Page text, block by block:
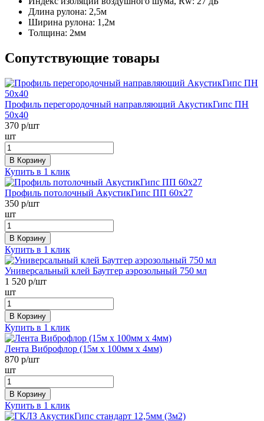
Длина рулона: 2,5м
Ширина рулона: 1,2м
Толщина: 2мм
Сопутствующие товары
Профиль перегородочный направляющий АкустикГипс ПН
50х40
370 р/шт
шт
В Корзину
Купить в 1 клик
Профиль потолочный АкустикГипс ПП 60х27
350 р/шт
шт
В Корзину
Купить в 1 клик
Универсальный клей Баутгер аэрозольный 750 мл
1 520 р/шт
шт
В Корзину
Купить в 1 клик
Лента Виброфлор (15м х 100мм х 4мм)
870 р/шт
шт
В Корзину
Купить в 1 клик